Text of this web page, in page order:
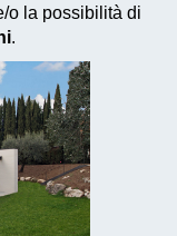
o la possibilità di
.